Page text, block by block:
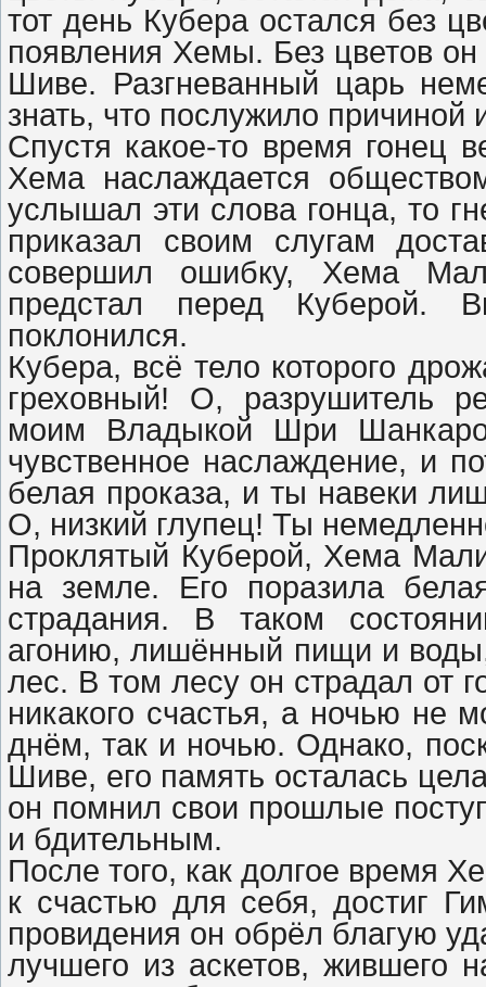
тот день Кубера остался без
появления Хемы. Без цветов
Шиве. Разгневанный царь
знать, что послужило причиной
Спустя какое-то время гонец
Хема наслаждается
услышал эти слова гонца, то
приказал своим слугам
совершил ошибку, Хема
предстал перед Куберой.
поклонился.
Кубера, всё тело которого
греховный! О, разрушитель
моим Владыкой Шри
чувственное наслаждение, и
белая проказа, и ты навеки
О, низкий глупец! Ты
Проклятый Куберой, Хема
на земле. Его поразила
страдания. В таком
агонию, лишённый пищи и
лес. В том лесу он страдал от
никакого счастья, а ночью не
днём, так и ночью. Однако,
Шиве, его память осталась
он помнил свои прошлые
и бдительным.
После того, как долгое время
к счастью для себя, достиг
провидения он обрёл благую
лучшего из аскетов, жившего